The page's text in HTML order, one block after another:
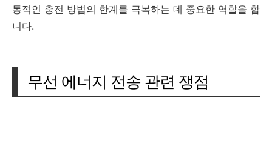
통적인 충전 방법의 한계를 극복하는 데 중요한 역할을 합
니다.
무선 에너지 전송 관련 쟁점